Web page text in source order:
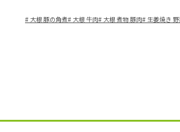
# 大根 豚の角煮# 大根 牛肉# 大根 煮物 豚肉# 生姜焼き